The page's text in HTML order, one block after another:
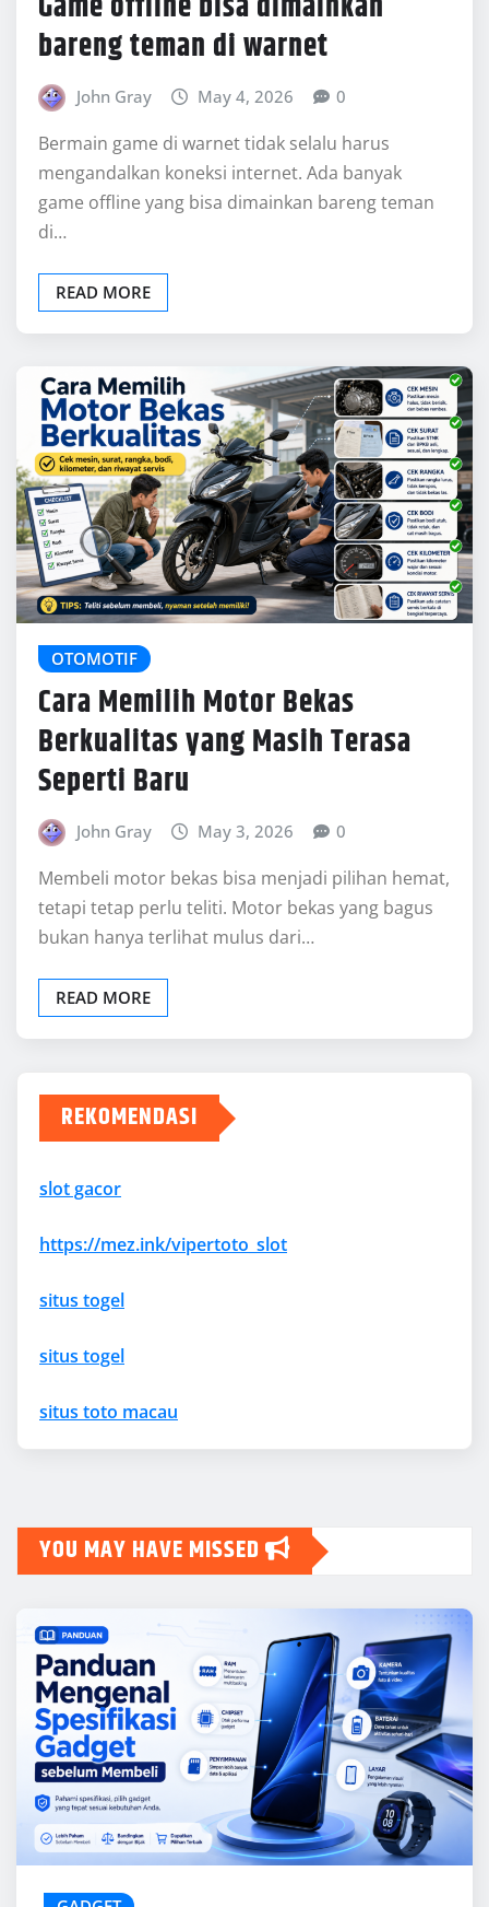
OTOMOTIF
Cara Memilih Motor Bekas
Berkualitas yang Masih Terasa
Seperti Baru
John Gray May 3, 2026 0
Membeli motor bekas bisa menjadi pilihan hemat,
tetapi tetap perlu teliti. Motor bekas yang bagus
bukan hanya terlihat mulus dari…
READ MORE
REKOMENDASI
https://mez.ink/vipertoto_slot
situs togel
situs togel
situs toto macau
YOU MAY HAVE MISSED
GADGET
Panduan Mengenal Spesifikasi Gadget
John Gray Jul 7, 2026